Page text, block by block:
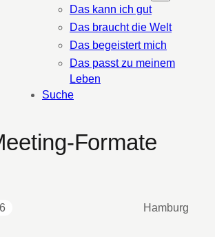
Das kann ich gut
Das braucht die Welt
Das begeistert mich
Das passt zu meinem
Leben
Suche
Formate
Hamburg